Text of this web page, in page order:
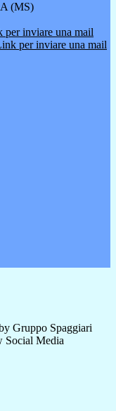
(MS)
per inviare una mail
per inviare una mail
Gruppo Spaggiari
Social Media